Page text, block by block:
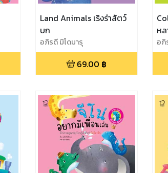
Land Animals เริงร่าสัตว์
บก
อภิรดี มิโดมารุ
69.00 ฿
ห
อภิ